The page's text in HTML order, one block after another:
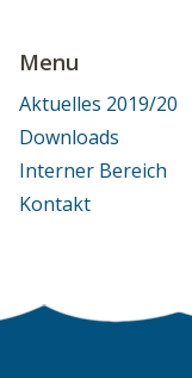
Menu
Aktuelles 2019/20
Downloads
Interner Bereich
Kontakt